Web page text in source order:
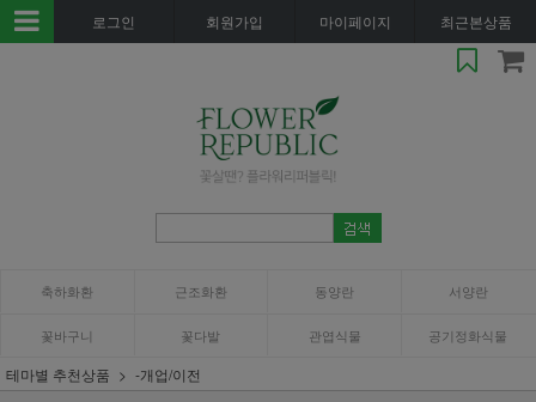
로그인 회원가입 마이페이지 최근본상품
축하화환 근조화환 동양란 서양란
꽃바구니 꽃다발 관엽식물 공기정화식물
테마별 추천상품 -개업/이전